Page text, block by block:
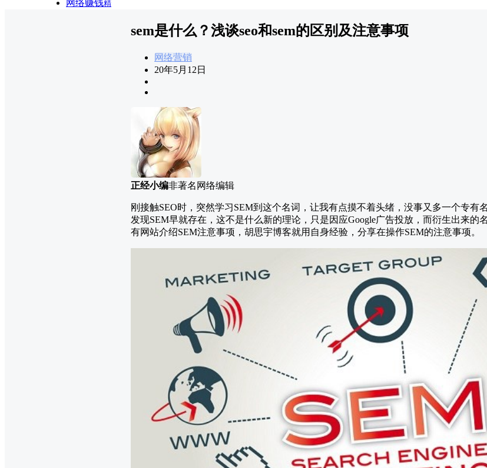
网络赚钱精
sem是什么？浅谈seo和sem的区别及注意事项
网络营销
20年5月12日
正经小编非著名网络编辑
刚接触SEO时，突然学习SEM到这个名词，让我有点摸不着头绪，没事又多一个专有
发现SEM早就存在，这不是什么新的理论，只是因应Google广告投放，而衍生出来的
有网站介绍SEM注意事项，胡思宇博客就用自身经验，分享在操作SEM的注意事项。